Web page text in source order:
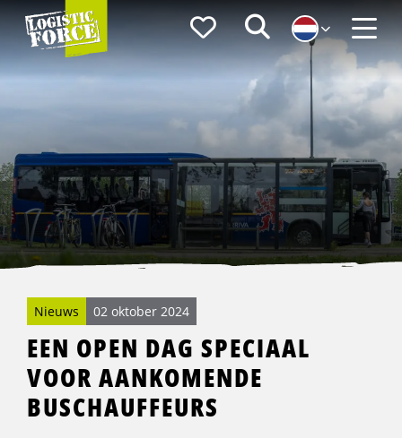
Logistic
Force
FavorietenZoeken
Menu
Nieuws 02 oktober 2024
EEN OPEN DAG SPECIAAL
VOOR AANKOMENDE
BUSCHAUFFEURS